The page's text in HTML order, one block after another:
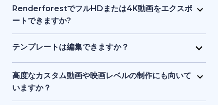
透かしが入り、標準解像度での書き出しとなります。
有料プランでは透かしが削除され、フルHDや4Kなど
RenderforestでフルHDまたは4K動画をエクスポ
ートできますか?
はい。有料プランでフルHDや4Kエクスポートが可能
です。無料プランでは透かし付き、標準画質になりま
テンプレートは編集できますか？
はい。すべてのテンプレートは、テキスト、カラー、
ロゴ、音楽、その他の素材で自由に編集できます。ブ
ランドアイデンティティやプロジェクトに合わせた調
高度なカスタム動画や映画レベルの制作にも向いて
いますか？
Renderforest は、構造化されたセミカスタム動画に